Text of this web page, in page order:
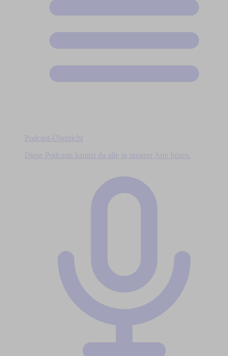
Podcast-Übersicht
Diese Podcasts kannst du alle in unserer App hören.